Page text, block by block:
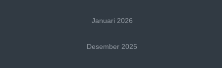
Januari 2026
Desember 2025